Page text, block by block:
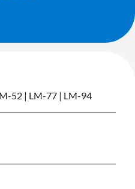
52 | LM-77 | LM-94